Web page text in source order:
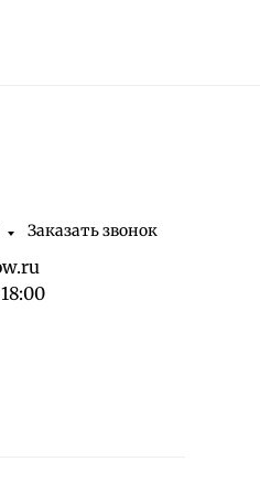
Заказать звонок